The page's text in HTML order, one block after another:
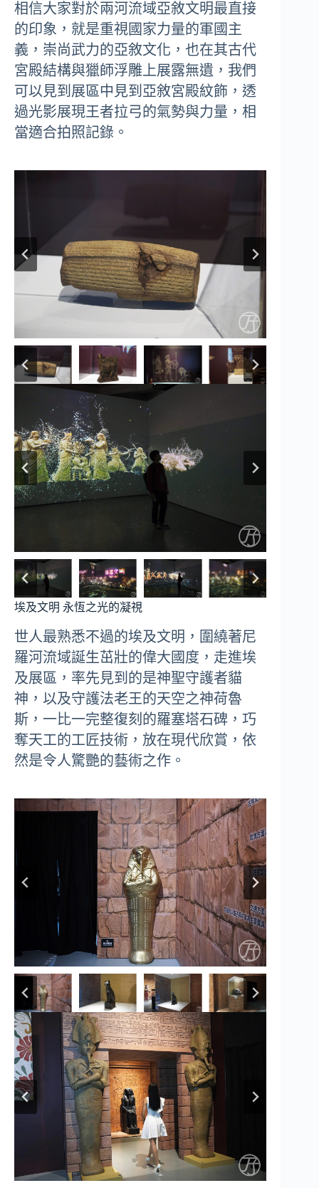
相信大家對於兩河流域亞敘文明最直接
的印象，就是重視國家力量的軍國主
義，崇尚武力的亞敘文化，也在其古代
宮殿結構與獵師浮雕上展露無遺，我們
可以見到展區中見到亞敘宮殿紋飾，透
過光影展現王者拉弓的氣勢與力量，相
當適合拍照記錄。
埃及文明 永恆之光的凝視
世人最熟悉不過的埃及文明，圍繞著尼
羅河流域誕生茁壯的偉大國度，走進埃
及展區，率先見到的是神聖守護者貓
神，以及守護法老王的天空之神荷魯
斯，一比一完整復刻的羅塞塔石碑，巧
奪天工的工匠技術，放在現代欣賞，依
然是令人驚艷的藝術之作。